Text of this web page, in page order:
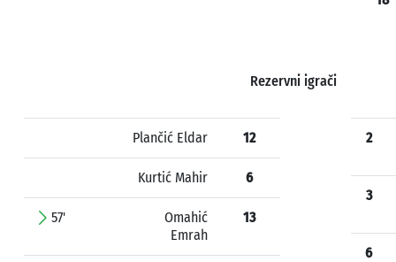
Rezervni igrači
Plančić Eldar 12
Kurtić Mahir 6
57'
Omahić
Emrah
13
2
3
6